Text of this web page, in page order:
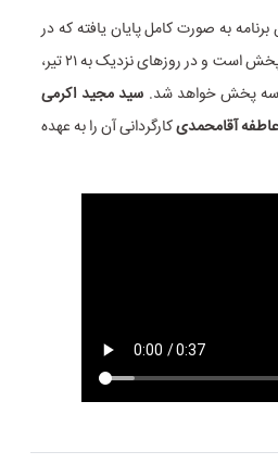
به صورت کامل پایان یافته که در
۱۰ قسمت ۶۰ دقیقه ای آماده پخش است و در روزهای نزدیک به ۲۱ تیر،
سه پخش خواهد شد. سید مجید اکرمی
عاطفه آقامحمدیکارگردانی آن را به عهده